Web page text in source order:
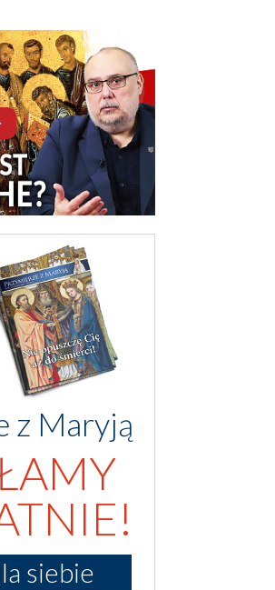
z Maryją
siebie